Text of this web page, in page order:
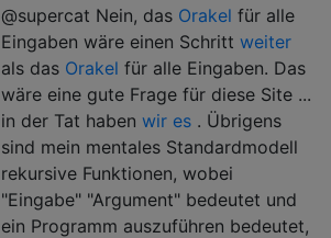
@supercat Nein, das Orakel für alle
Eingaben wäre einen Schritt weiter
als das Orakel für alle Eingaben. Das
wäre eine gute Frage für diese Site ...
in der Tat haben wir es . Übrigens
sind mein mentales Standardmodell
rekursive Funktionen, wobei
"Eingabe" "Argument" bedeutet und
ein Programm auszuführen bedeutet,